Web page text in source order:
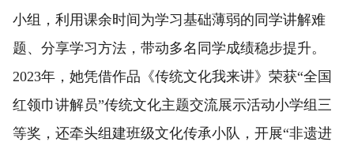
小组，利用课余时间为学习基础薄弱的同学讲解难
题、分享学习方法，带动多名同学成绩稳步提升。
2023年，她凭借作品《传统文化我来讲》荣获“全国
红领巾讲解员”传统文化主题交流展示活动小学组三
等奖，还牵头组建班级文化传承小队，开展“非遗进